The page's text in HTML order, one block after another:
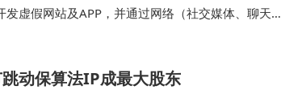
虚假网站及APP，并通过网络（社交媒体、聊天软
租赁”等。这些行为…
动保算法IP成最大股东